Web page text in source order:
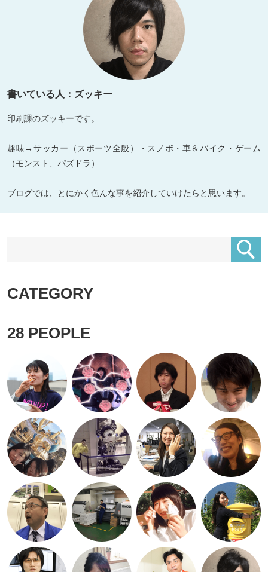
書いている人：ズッキー
印刷課のズッキーです。
趣味→サッカー（スポーツ全般）・スノボ・車＆バイク・ゲーム
（モンスト、パズドラ）
ブログでは、とにかく色んな事を紹介していけたらと思います。
CATEGORY
28 PEOPLE